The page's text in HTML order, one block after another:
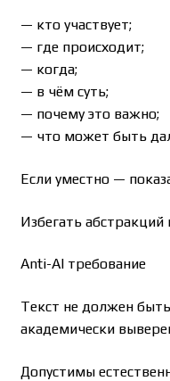
— кто участвует;
— где происходит;
— когда;
— в чём суть;
— почему это важно;
— что может быть
Если уместно —
Избегать абстракций
Anti-AI требование
Текст не должен
академически
Допустимы